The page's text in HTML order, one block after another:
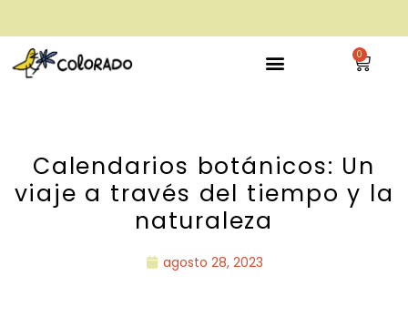
envío gratis a partir de 28€ 0
Calendarios botánicos: Un
viaje a través del tiempo y la
naturaleza
agosto 28, 2023